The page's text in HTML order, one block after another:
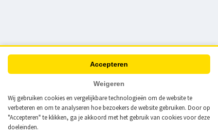
Wij gebruiken cookies en vergelijkbare technologieën om de website te
verbeteren en om te analyseren hoe bezoekers de website gebruiken. Door op
"Accepteren" te klikken, ga je akkoord met het gebruik van cookies voor deze
doeleinden.
Accepteren
Weigeren